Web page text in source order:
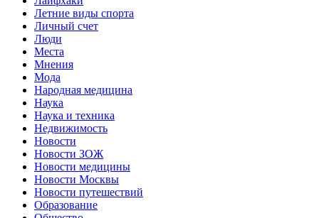
Летние виды спорта
Личный счет
Люди
Места
Мнения
Мода
Народная медицина
Наука
Наука и техника
Недвижимость
Новости
Новости ЗОЖ
Новости медицины
Новости Москвы
Новости путешествий
Образование